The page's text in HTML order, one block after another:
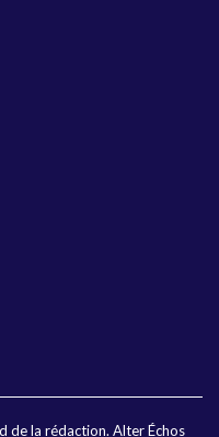
de la rédaction. Alter Échos